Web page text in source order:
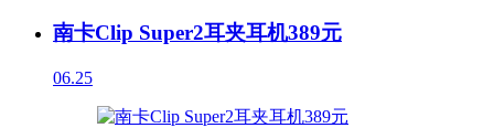
南卡Clip Super2耳夹耳机389元
06.25